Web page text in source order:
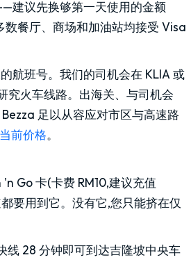
建议先换够第一天使用的金额
餐厅、商场和加油站均接受 Visa
航班号。我们的司机会在 KLIA 或
究火车线路。出海关、与司机会
足以从容应对市区与高速路
前价格。
Go 卡(卡费 RM10,建议充值
要用到它。没有它,您只能挤在仅
线 28 分钟即可到达吉隆坡中央车